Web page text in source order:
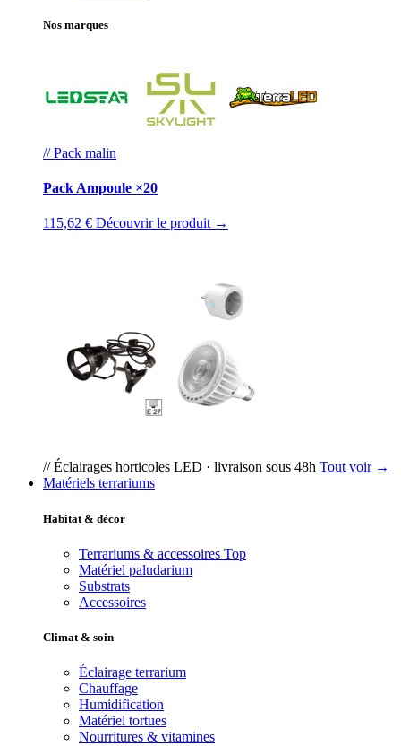
Nos marques
// Pack malin
Pack Ampoule ×20
115,62 € Découvrir le produit →
// Éclairages horticoles LED · livraison sous 48h Tout voir →
Matériels terrariums
Habitat & décor
Terrariums & accessoires Top
Matériel paludarium
Substrats
Accessoires
Climat & soin
Éclairage terrarium
Chauffage
Humidification
Matériel tortues
Nourritures & vitamines